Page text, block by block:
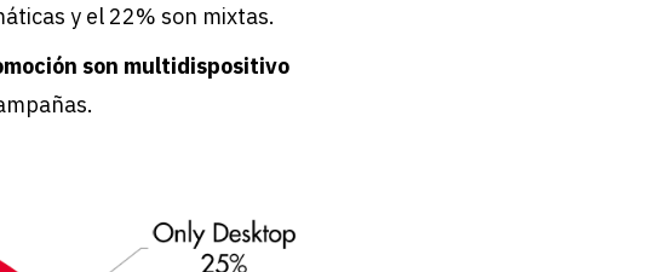
y el 22% son mixtas.
son multidispositivo